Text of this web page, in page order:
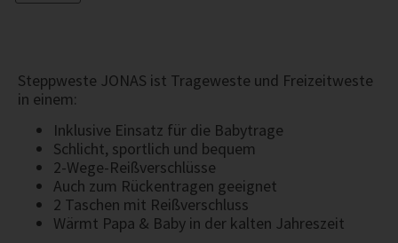
Steppweste JONAS ist Trageweste und Freizeitweste
in einem:
Inklusive Einsatz für die Babytrage
Schlicht, sportlich und bequem
2-Wege-Reißverschlüsse
Auch zum Rückentragen geeignet
2 Taschen mit Reißverschluss
Wärmt Papa & Baby in der kalten Jahreszeit